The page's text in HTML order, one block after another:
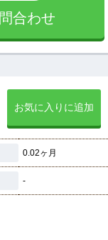
合わせ
お気に入りに追加
0.02ヶ月
-